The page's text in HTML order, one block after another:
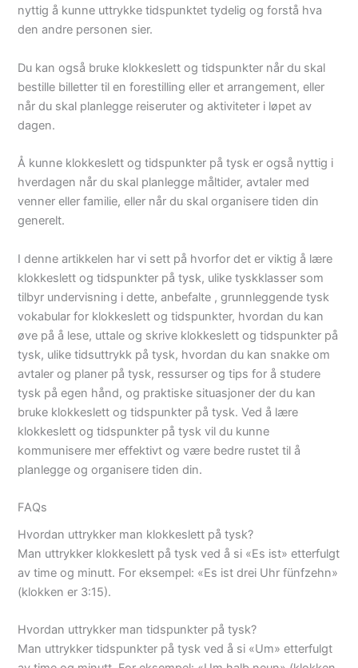
nyttig å kunne uttrykke tidspunktet tydelig og forstå hva
den andre personen sier.
Du kan også bruke klokkeslett og tidspunkter når du skal
bestille billetter til en forestilling eller et arrangement, eller
når du skal planlegge reiseruter og aktiviteter i løpet av
dagen.
Å kunne klokkeslett og tidspunkter på tysk er også nyttig i
hverdagen når du skal planlegge måltider, avtaler med
venner eller familie, eller når du skal organisere tiden din
generelt.
I denne artikkelen har vi sett på hvorfor det er viktig å lære
klokkeslett og tidspunkter på tysk, ulike tyskklasser som
tilbyr undervisning i dette, anbefalte , grunnleggende tysk
vokabular for klokkeslett og tidspunkter, hvordan du kan
øve på å lese, uttale og skrive klokkeslett og tidspunkter på
tysk, ulike tidsuttrykk på tysk, hvordan du kan snakke om
avtaler og planer på tysk, ressurser og tips for å studere
tysk på egen hånd, og praktiske situasjoner der du kan
bruke klokkeslett og tidspunkter på tysk. Ved å lære
klokkeslett og tidspunkter på tysk vil du kunne
kommunisere mer effektivt og være bedre rustet til å
planlegge og organisere tiden din.
FAQs
Hvordan uttrykker man klokkeslett på tysk?
Man uttrykker klokkeslett på tysk ved å si «Es ist» etterfulgt
av time og minutt. For eksempel: «Es ist drei Uhr fünfzehn»
(klokken er 3:15).
Hvordan uttrykker man tidspunkter på tysk?
Man uttrykker tidspunkter på tysk ved å si «Um» etterfulgt